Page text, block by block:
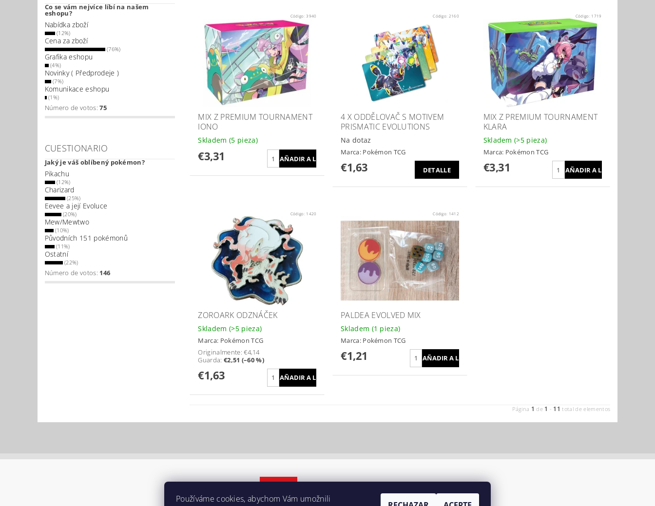
Co se vám nejvíce líbí na našem
eshopu?
Nabídka zboží
(12%)
Cena za zboží
(76%)
Grafika eshopu
(4%)
Novinky ( Předprodeje )
(7%)
Komunikace eshopu
(1%)
Número de votos:75
CUESTIONARIO
Jaký je váš oblíbený pokémon?
Pikachu
(12%)
Charizard
(25%)
Eevee a její Evoluce
(20%)
Mew/Mewtwo
(10%)
Původních 151 pokémonů
(11%)
Ostatní
(22%)
Número de votos: 146
Código:3940
MIX Z PREMIUM TOURNAMENT
IONO
Skladem (5 pieza)
€3,31
Código: 2160
4 X ODDĚLOVAČ S MOTIVEM
PRISMATIC EVOLUTIONS
Na dotaz
Marca: Pokémon TCG
€1,63 DETALLE
Código: 1719
MIX Z PREMIUM TOURNAMENT
KLARA
Skladem(>5 pieza)
Marca: Pokémon TCG
€3,31
Código: 1420
ZOROARK ODZNÁČEK
Skladem (>5 pieza)
Marca: Pokémon TCG
Originalmente:€4,14
Guarda: €2,51 (–60 %)
€1,63
Código: 1412
PALDEA EVOLVED MIX
Skladem (1 pieza)
Marca: Pokémon TCG
€1,21
Página 1 de 1 - 11 total de elementos
Používáme cookies, abychom Vám umožnili